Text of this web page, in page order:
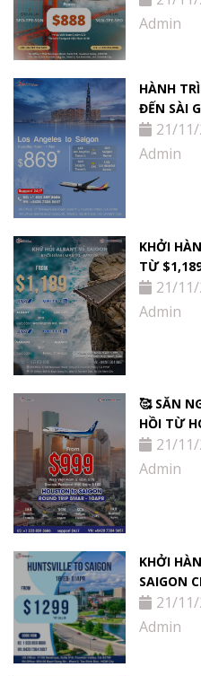
Admin
HÀNH
ĐẾN SÀI
21/11/
Admin
KHỞI
TỪ
21/11/
Admin
🥰 SĂN
HỒI TỪ
21/11/
Admin
KHỞI
SAIGON
21/11/
Admin